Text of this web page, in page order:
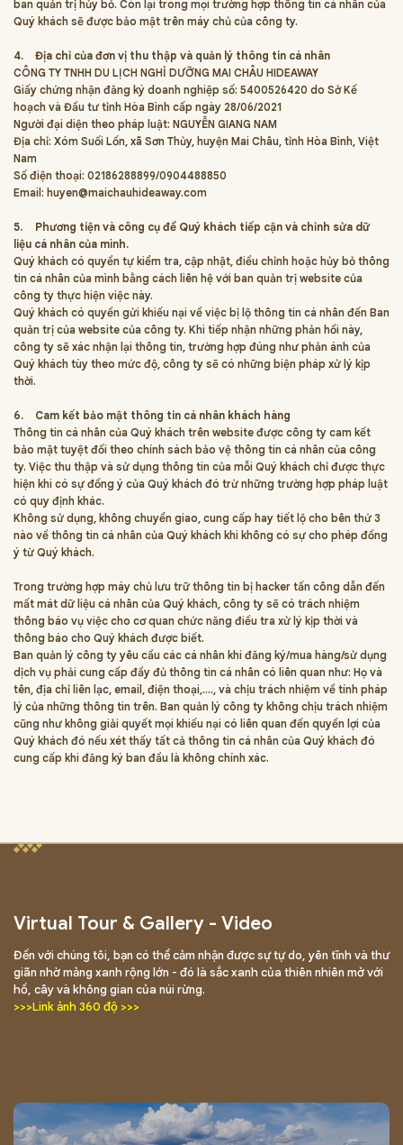
ban quản trị hủy bỏ. Còn lại trong mọi trường hợp thông tin cá nhân của
Quý khách sẽ được bảo mật trên máy chủ của công ty.
4.
Địa chỉ của đơn vị thu thập và quản lý thông tin cá nhân
CÔNG TY TNHH DU LỊCH NGHỈ DƯỠNG MAI CHÂU HIDEAWAY
Giấy chứng nhận đăng ký doanh nghiệp số: 5400526420 do Sở Kế
hoạch và Đầu tư tỉnh Hòa Bình cấp ngày 28/06/2021
Người đại diện theo pháp luật: NGUYỄN GIANG NAM
Địa chỉ: Xóm Suối Lốn, xã Sơn Thủy, huyện Mai Châu, tỉnh Hòa Bình, Việt
Nam
Số điện thoại: 02186288899/0904488850
Email: huyen@maichauhideaway.com
5.
Phương tiện và công cụ để Quý khách tiếp cận và chỉnh sửa dữ
liệu cá nhân của mình.
Quý khách có quyền tự kiểm tra, cập nhật, điều chỉnh hoặc hủy bỏ thông
tin cá nhân của mình bằng cách liên hệ với ban quản trị website của
công ty thực hiện việc này.
Quý khách có quyền gửi khiếu nại về việc bị lộ thông tin cá nhân đến Ban
quản trị của website của công ty. Khi tiếp nhận những phản hồi này,
công ty sẽ xác nhận lại thông tin, trường hợp đúng như phản ánh của
Quý khách tùy theo mức độ, công ty sẽ có những biện pháp xử lý kịp
thời.
6.
Cam kết bảo mật thông tin cá nhân khách hàng
Thông tin cá nhân của Quý khách trên website được công ty cam kết
bảo mật tuyệt đối theo chính sách bảo vệ thông tin cá nhân của công
ty. Việc thu thập và sử dụng thông tin của mỗi Quý khách chỉ được thực
hiện khi có sự đồng ý của Quý khách đó trừ những trường hợp pháp luật
có quy định khác.
Không sử dụng, không chuyển giao, cung cấp hay tiết lộ cho bên thứ 3
nào về thông tin cá nhân của Quý khách khi không có sự cho phép đồng
ý từ Quý khách.
Trong trường hợp máy chủ lưu trữ thông tin bị hacker tấn công dẫn đến
mất mát dữ liệu cá nhân của Quý khách, công ty sẽ có trách nhiệm
thông báo vụ việc cho cơ quan chức năng điều tra xử lý kịp thời và
thông báo cho Quý khách được biết.
Ban quản lý công ty yêu cầu các cá nhân khi đăng ký/mua hàng/sử dụng
dịch vụ phải cung cấp đầy đủ thông tin cá nhân có liên quan như: Họ và
tên, địa chỉ liên lạc, email, điện thoại,…., và chịu trách nhiệm về tính pháp
lý của những thông tin trên. Ban quản lý công ty không chịu trách nhiệm
cũng như không giải quyết mọi khiếu nại có liên quan đến quyền lợi của
Quý khách đó nếu xét thấy tất cả thông tin cá nhân của Quý khách đó
cung cấp khi đăng ký ban đầu là không chính xác.
Virtual Tour & Gallery - Video
Đến với chúng tôi, bạn có thể cảm nhận được sự tự do, yên tĩnh và thư
giãn nhờ mảng xanh rộng lớn - đó là sắc xanh của thiên nhiên mở với
hồ, cây và không gian của núi rừng.
>>>Link ảnh 360 độ >>>